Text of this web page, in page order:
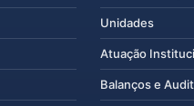
Unidades
Atuação
Balanços e